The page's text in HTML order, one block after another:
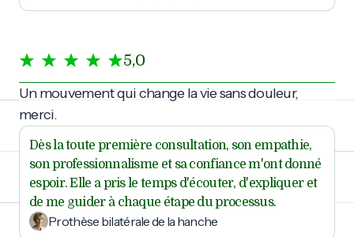
5,0
Un mouvement qui change la vie sans douleur,
merci.
Dès la toute première consultation, son empathie,
son professionnalisme et sa confiance m'ont donné
espoir. Elle a pris le temps d'écouter, d'expliquer et
de me guider à chaque étape du processus.
Prothèse bilatérale de la hanche